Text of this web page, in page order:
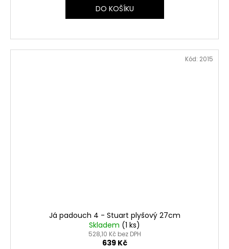
DO KOŠÍKU
Já padouch 4 - Stuart plyšový 27cm
Skladem (1 ks)
528,10 Kč bez DPH
639 Kč
Kód: 2015